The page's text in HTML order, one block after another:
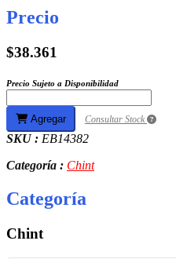
Precio
$38.361
Precio Sujeto a Disponibilidad
Agregar Consultar Stock
SKU : EB14382
Categoría : Chint
Categoría
Chint